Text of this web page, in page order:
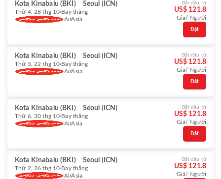
Kota Kinabalu (BKI) Seoul (ICN)
Thứ 4, 28 thg 10 Bay thẳng
AirAsia
Bắt đầu từ
US$ 121.8
Giá/ Người
Đặt
Kota Kinabalu (BKI) Seoul (ICN)
Thứ 5, 22 thg 10 Bay thẳng
AirAsia
Bắt đầu từ
US$ 121.8
Giá/ Người
Đặt
Kota Kinabalu (BKI) Seoul (ICN)
Thứ 6, 30 thg 10 Bay thẳng
AirAsia
Bắt đầu từ
US$ 121.8
Giá/ Người
Đặt
Kota Kinabalu (BKI) Seoul (ICN)
Thứ 2, 26 thg 10 Bay thẳng
AirAsia
Bắt đầu từ
US$ 121.8
Giá/ Người